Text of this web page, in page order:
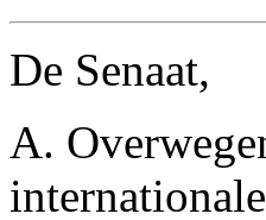
De Senaat,
A.